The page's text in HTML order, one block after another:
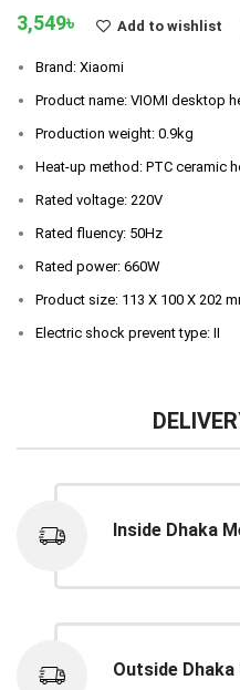
3,549৳ Add to wishlist
Brand: Xiaomi
Product name: VIOMI desktop
Production weight: 0.9kg
Heat-up method: PTC ceramic
Rated voltage: 220V
Rated fluency: 50Hz
Rated power: 660W
Product size: 113 X 100 X 202
Electric shock prevent type: II
Inside Dhaka
Outside